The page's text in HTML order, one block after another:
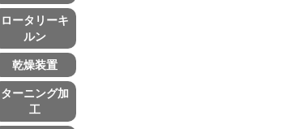
ロータリーキ
ルン
乾燥装置
ターニング加
工